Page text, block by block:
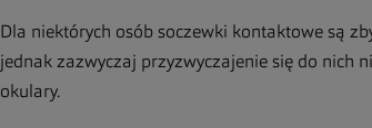
Dla niektórych osób soczewki kontaktowe są
jednak zazwyczaj przyzwyczajenie się do nich
okulary.